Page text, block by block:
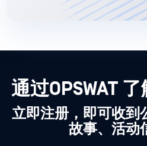
通过OPSWAT
立即注册，即可收到
故事、活动